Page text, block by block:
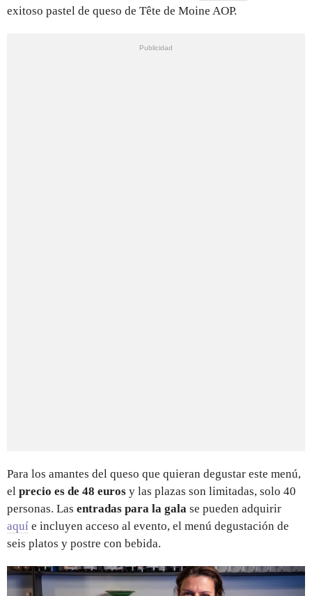
exitoso pastel de queso de Tête de Moine AOP.
Para los amantes del queso que quieran degustar este menú,
el precio es de 48 euros y las plazas son limitadas, solo 40
personas. Las entradas para la gala se pueden adquirir
aquí e incluyen acceso al evento, el menú degustación de
seis platos y postre con bebida.